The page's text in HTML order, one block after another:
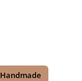
Handmade